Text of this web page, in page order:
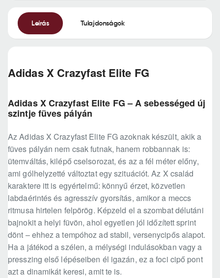
Leírás Tulajdonságok
Adidas X Crazyfast Elite FG
Adidas X Crazyfast Elite FG – A sebességed új
szintje füves pályán
Az Adidas X Crazyfast Elite FG azoknak készült, akik a
füves pályán nem csak futnak, hanem robbannak is:
ütemváltás, kilépő cselsorozat, és az a fél méter előny,
ami gólhelyzetté változtat egy szituációt. Az X család
karaktere itt is egyértelmű: könnyű érzet, közvetlen
labdaérintés és agresszív gyorsítás, amikor a meccs
ritmusa hirtelen felpörög. Képzeld el a szombat délutáni
bajnokit a helyi füvön, ahol egyetlen jól időzített sprint
dönt – ehhez a tempóhoz ad stabil, versenycipős alapot.
Ha a játékod a szélen, a mélységi indulásokban vagy a
presszing első lépéseiben él igazán, ez a foci cipő pont
azt a dinamikát keresi, amit te is.